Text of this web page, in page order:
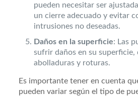
pueden necesitar ser
un cierre adecuado y evitar
intrusiones no deseadas.
Daños en la superficie: Las
sufrir daños en su superficie,
abolladuras y roturas.
Es importante tener en cuenta
pueden variar según el tipo de